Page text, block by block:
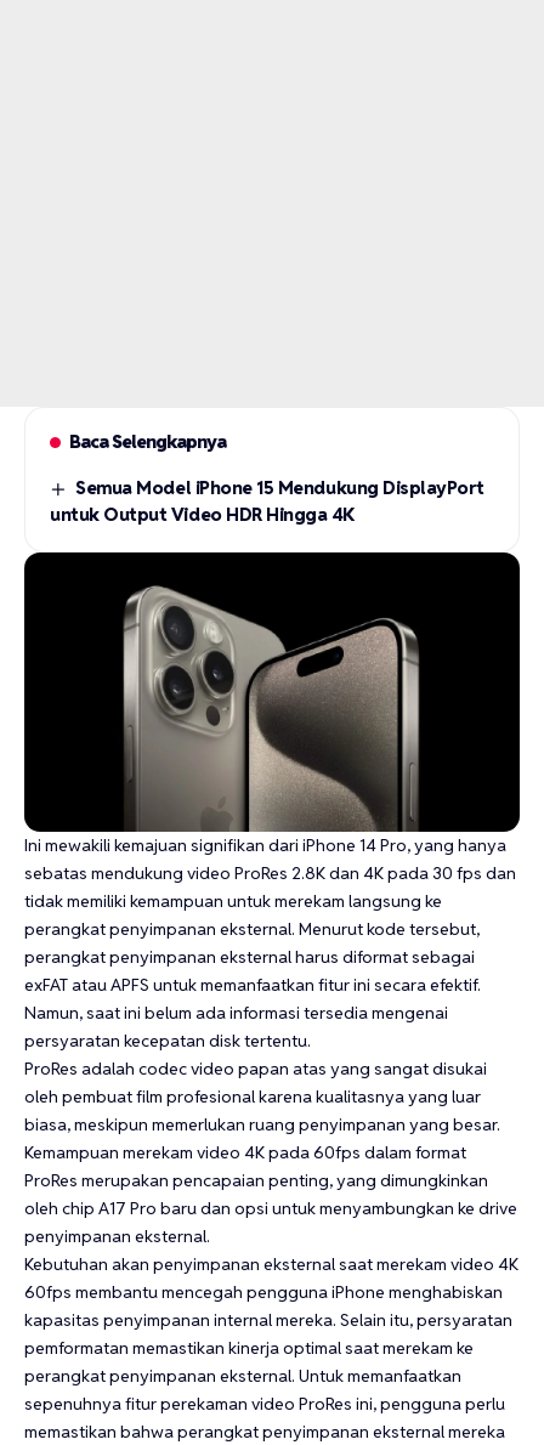
Baca Selengkapnya
Semua Model iPhone 15 Mendukung DisplayPort
untuk Output Video HDR Hingga 4K
Ini mewakili kemajuan signifikan dari iPhone 14 Pro, yang hanya
sebatas mendukung video ProRes 2.8K dan 4K pada 30 fps dan
tidak memiliki kemampuan untuk merekam langsung ke
perangkat penyimpanan eksternal. Menurut kode tersebut,
perangkat penyimpanan eksternal harus diformat sebagai
exFAT atau APFS untuk memanfaatkan fitur ini secara efektif.
Namun, saat ini belum ada informasi tersedia mengenai
persyaratan kecepatan disk tertentu.
ProRes adalah codec video papan atas yang sangat disukai
oleh pembuat film profesional karena kualitasnya yang luar
biasa, meskipun memerlukan ruang penyimpanan yang besar.
Kemampuan merekam video 4K pada 60fps dalam format
ProRes merupakan pencapaian penting, yang dimungkinkan
oleh chip A17 Pro baru dan opsi untuk menyambungkan ke drive
penyimpanan eksternal.
Kebutuhan akan penyimpanan eksternal saat merekam video 4K
60fps membantu mencegah pengguna iPhone menghabiskan
kapasitas penyimpanan internal mereka. Selain itu, persyaratan
pemformatan memastikan kinerja optimal saat merekam ke
perangkat penyimpanan eksternal. Untuk memanfaatkan
sepenuhnya fitur perekaman video ProRes ini, pengguna perlu
memastikan bahwa perangkat penyimpanan eksternal mereka